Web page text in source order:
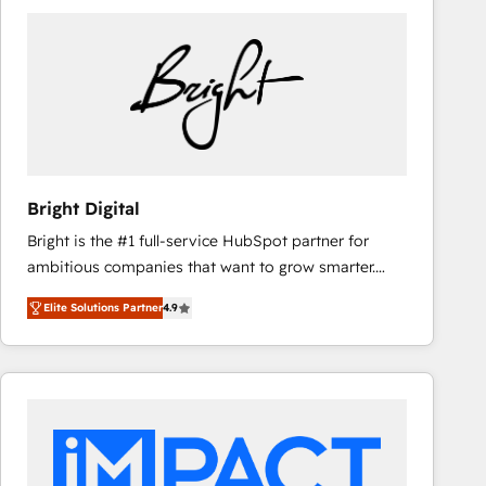
Bright Digital
Bright is the #1 full-service HubSpot partner for
ambitious companies that want to grow smarter.
From HubSpot onboarding, to training, from
developing a new website to lead generation and
digital marketing; we do it all (and with great
results)! In short, our services include: - HubSpot
integrations - Marketing & sales solutions: digital
marketing, advertising, campaigns, content and
Elite Solutions Partner4.9